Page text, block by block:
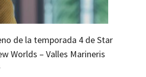
de la temporada 4 de Star
Worlds – Valles Marineris